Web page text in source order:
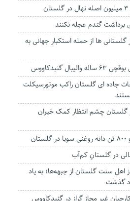
برداشت گندم عجله نکنند
ها از حمله استکبار جهانی به
گنبدکاووس
جاده ای گلستان راکب موتورسیکلت
در گلستان چشم انتظار کمک خیران
در گلستانِ کم‌آب
اهل سنت گلستان از جبهه‌ها؛ به یاد
گذشت
غیر مجاز گراز در گنبدکاووس